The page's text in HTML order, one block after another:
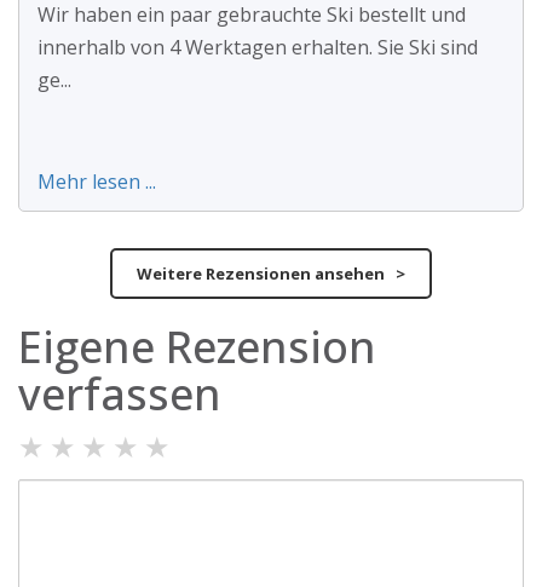
Wir haben ein paar gebrauchte Ski bestellt und
innerhalb von 4 Werktagen erhalten. Sie Ski sind
ge...
Mehr lesen ...
Weitere Rezensionen ansehen >
Eigene Rezension
verfassen
★ ★ ★ ★ ★